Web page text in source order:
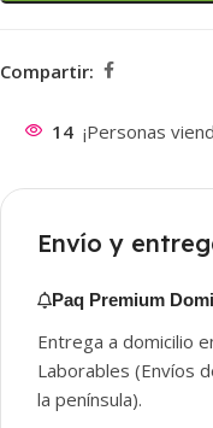
Compartir:
14 ¡Personas
Envío y
Paq Premium
Entrega a domicilio
Laborables (Envíos
la península).